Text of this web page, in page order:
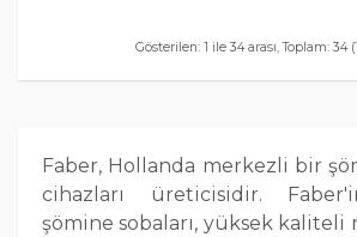
Gösterilen: 1 ile 34 arası, Toplam: 34
Faber, Hollanda merkezli bir
cihazları üreticisidir.
şömine sobaları, yüksek kaliteli